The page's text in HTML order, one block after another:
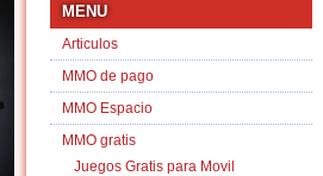
MENU
Articulos
MMO de pago
MMO Espacio
MMO gratis
Juegos Gratis para Movil